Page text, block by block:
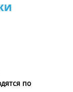
по